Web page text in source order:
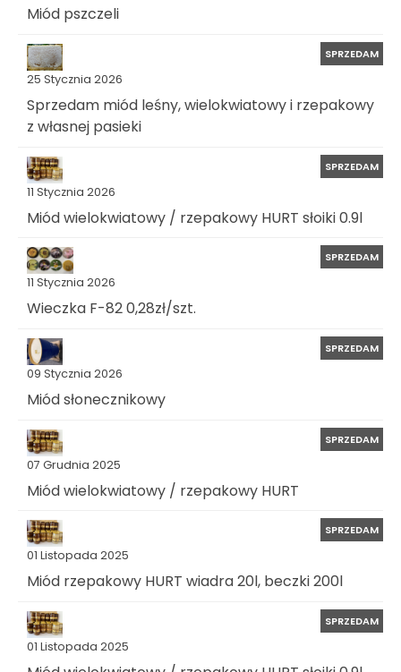
Miód pszczeli
25 Stycznia 2026
SPRZEDAM
Sprzedam miód leśny, wielokwiatowy i rzepakowy
z własnej pasieki
11 Stycznia 2026
SPRZEDAM
Miód wielokwiatowy / rzepakowy HURT słoiki 0.9l
11 Stycznia 2026
SPRZEDAM
Wieczka F-82 0,28zł/szt.
09 Stycznia 2026
SPRZEDAM
Miód słonecznikowy
07 Grudnia 2025
SPRZEDAM
Miód wielokwiatowy / rzepakowy HURT
01 Listopada 2025
SPRZEDAM
Miód rzepakowy HURT wiadra 20l, beczki 200l
01 Listopada 2025
SPRZEDAM